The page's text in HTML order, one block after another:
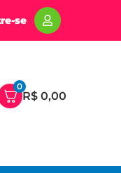
se
0
R$ 0,00